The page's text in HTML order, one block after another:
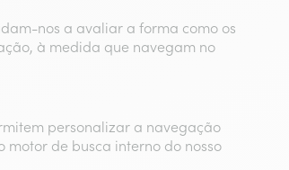
nos a avaliar a forma como os
à medida que navegam no
personalizar a navegação
de busca interno do nosso